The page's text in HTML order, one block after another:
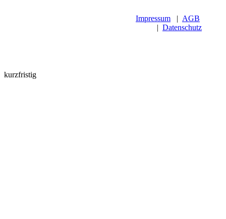
Impressum | AGB
| Datenschutz
kurzfristig